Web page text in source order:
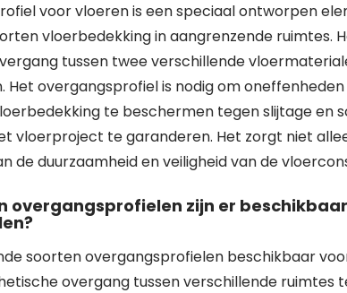
voor vloeren is een speciaal ontworpen
vloerbedekking in aangrenzende ruimtes.
tussen twee verschillende
Het overgangsprofiel is nodig om
te beschermen tegen slijtage en
vloerproject te garanderen. Het zorgt niet
de duurzaamheid en veiligheid van de
overgangsprofielen zijn er
soorten overgangsprofielen beschikbaar
overgang tussen verschillende ruimtes